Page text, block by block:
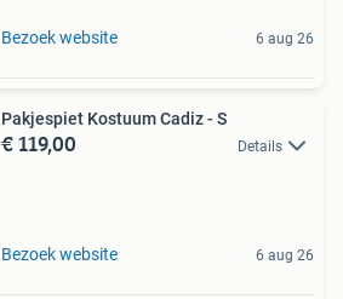
Bezoek website 6 aug 26
Pakjespiet Kostuum Cadiz - S
€ 119,00 Details
Bezoek website 6 aug 26